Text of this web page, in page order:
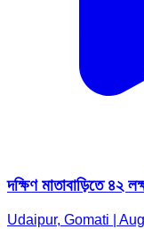
দক্ষিণ মাতাবাড়িতে ৪২
Udaipur, Gomati |